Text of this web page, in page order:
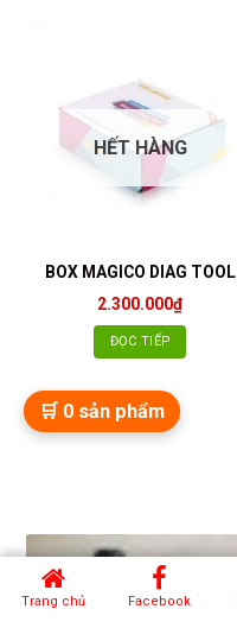
HẾT HÀNG
BOX MAGICO DIAG TOOL
2.300.000₫
ĐỌC TIẾP
Trang chủ Facebook
🛒 0 sản phẩm